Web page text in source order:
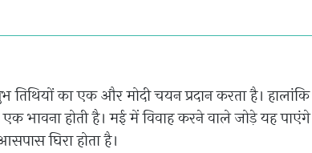
का एक और मोदी चयन प्रदान करता है। हालांकि
भावना होती है। मई में विवाह करने वाले जोड़े यह पाएंगे
घिरा होता है।